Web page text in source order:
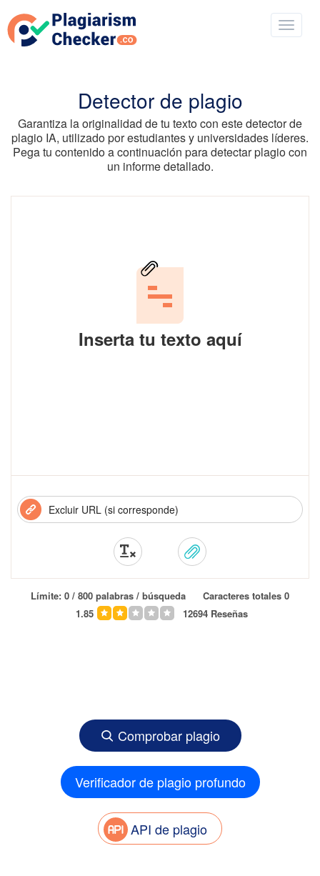
Detector de plagio
Garantiza la originalidad de tu texto con este detector de
plagio IA, utilizado por estudiantes y universidades líderes.
Pega tu contenido a continuación para detectar plagio con
un informe detallado.
Inserta tu texto aquí
Límite: 0 / 800 palabras / búsqueda Caracteres totales 0
1.85
12694 Reseñas
Comprobar plagio
Verificador de plagio profundo
API de plagio